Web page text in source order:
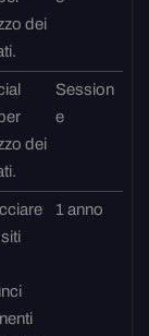
dei
dei
Session
e
1 anno